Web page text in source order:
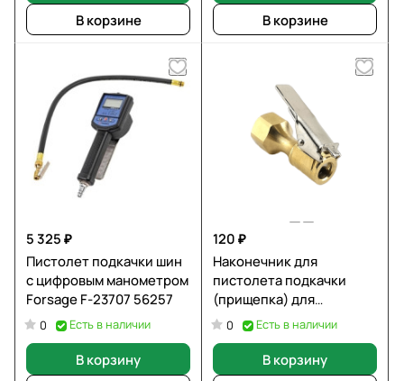
В корзине
В корзине
5 325 ₽
Пистолет подкачки шин
с цифровым манометром
Forsage F-23707 56257
0 Есть в наличии
В корзину
120 ₽
Наконечник для
пистолета подкачки
(прищепка) для
внутренних колес 1/4 "
HiBetter HB8810-2
0 Есть в наличии
В корзину